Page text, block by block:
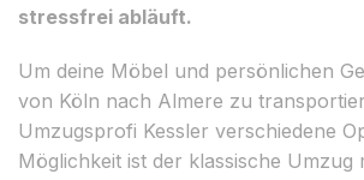
stressfrei abläuft.
Um deine Möbel und persönlichen
von Köln nach Almere zu
Umzugsprofi Kessler verschiedene
Möglichkeit ist der klassische Umzug